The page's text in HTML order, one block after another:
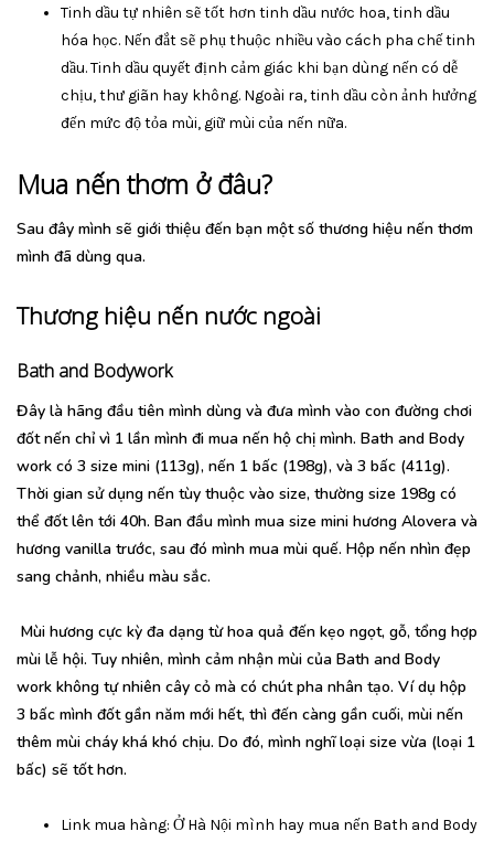
Tinh dầu tự nhiên sẽ tốt hơn tinh dầu nước hoa, tinh dầu
hóa học. Nến đắt sẽ phụ thuộc nhiều vào cách pha chế tinh
dầu. Tinh dầu quyết định cảm giác khi bạn dùng nến có dễ
chịu, thư giãn hay không. Ngoài ra, tinh dầu còn ảnh hưởng
đến mức độ tỏa mùi, giữ mùi của nến nữa.
Mua nến thơm ở đâu?
Sau đây mình sẽ giới thiệu đến bạn một số thương hiệu nến thơm
mình đã dùng qua.
Thương hiệu nến nước ngoài
Bath and Bodywork
Đây là hãng đầu tiên mình dùng và đưa mình vào con đường chơi
đốt nến chỉ vì 1 lần mình đi mua nến hộ chị mình. Bath and Body
work có 3 size mini (113g), nến 1 bấc (198g), và 3 bấc (411g).
Thời gian sử dụng nến tùy thuộc vào size, thường size 198g có
thể đốt lên tới 40h. Ban đầu mình mua size mini hương Alovera và
hương vanilla trước, sau đó mình mua mùi quế. Hộp nến nhìn đẹp
sang chảnh, nhiều màu sắc.
Mùi hương cực kỳ đa dạng từ hoa quả đến kẹo ngọt, gỗ, tổng hợp
mùi lễ hội. Tuy nhiên, mình cảm nhận mùi của Bath and Body
work không tự nhiên cây cỏ mà có chút pha nhân tạo. Ví dụ hộp
3 bấc mình đốt gần năm mới hết, thì đến càng gần cuối, mùi nến
thêm mùi cháy khá khó chịu. Do đó, mình nghĩ loại size vừa (loại 1
bấc) sẽ tốt hơn.
Link mua hàng: Ở Hà Nội mình hay mua nến Bath and Body